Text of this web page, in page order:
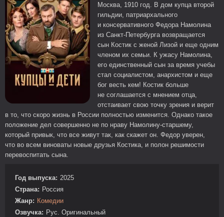
Москва, 1910 год. В дом купца второй
гильдии, патриархального
и консервативного Федора Намолина
из Санкт-Петербурга возвращается
сын Костик с женой Лизой и еще одним
членом их семьи. К ужасу Намолина,
его единственный сын за время учебы
стал социалистом, анархистом и еще
бог весть кем! Костик больше
не соглашается с мнением отца,
отстаивает свою точку зрения и верит
в то, что скоро жизнь в России полностью изменится. Однако такое
положение дел совершенно не по нраву Намолину-старшему,
который привык, что все живут так, как скажет он. Федор уверен,
что во всем виноваты новые друзья Костика, и полон решимости
перевоспитать сына.
Год выпуска: 2025
Страна: Россия
Жанр: Комедии
Озвучка: Рус. Оригинальный